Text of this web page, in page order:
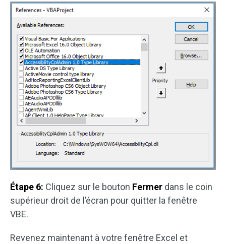
Étape 6: Cliquez sur le bouton Fermer dans le coin
supérieur droit de l’écran pour quitter la fenêtre
VBE.
Revenez maintenant à votre fenêtre Excel et